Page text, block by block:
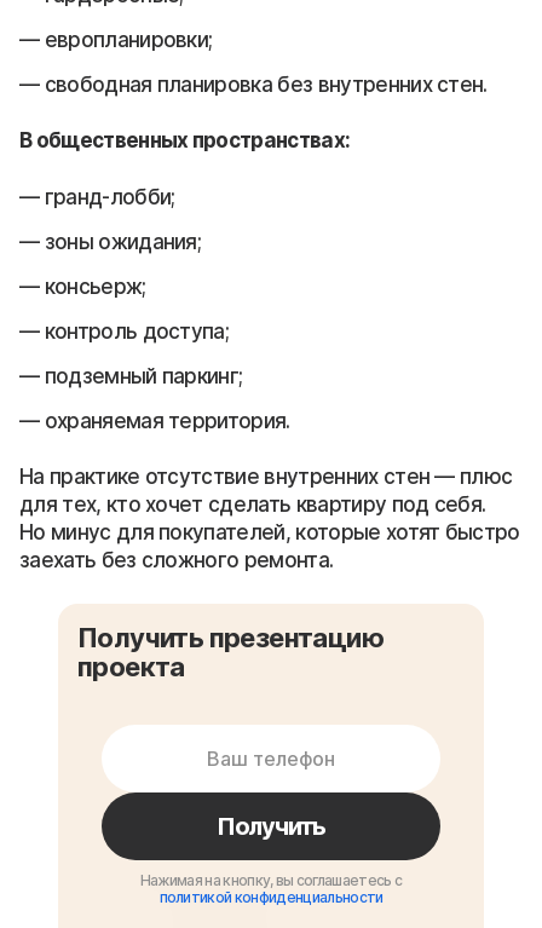
европланировки;
свободная планировка без внутренних стен.
В общественных пространствах:
гранд-лобби;
зоны ожидания;
консьерж;
контроль доступа;
подземный паркинг;
охраняемая территория.
На практике отсутствие внутренних стен — плюс
для тех, кто хочет сделать квартиру под себя.
Но минус для покупателей, которые хотят быстро
заехать без сложного ремонта.
Получить презентацию
проекта
Получить
Нажимая на кнопку, вы соглашаетесь с
политикой конфиденциальности